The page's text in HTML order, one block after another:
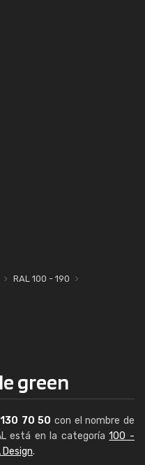
RAL 100 - 190
green
130 70 50 con el nombre de
está en la categoría100 -
Design.